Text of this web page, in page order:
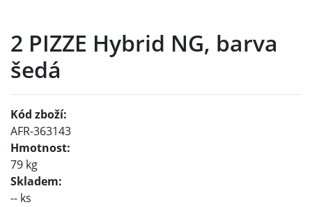
2 PIZZE Hybrid NG, barva
šedá
Kód zboží:
AFR-363143
Hmotnost:
79 kg
Skladem:
-- ks